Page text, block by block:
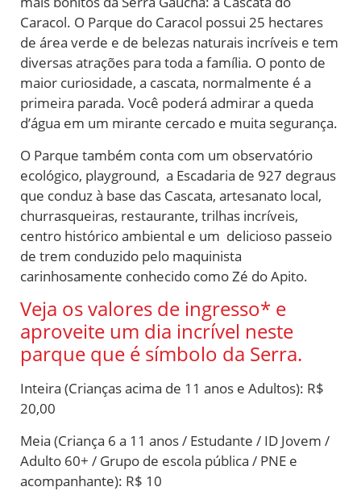
Caracol. O Parque do Caracol possui 25 hectares
de área verde e de belezas naturais incríveis e tem
diversas atrações para toda a família. O ponto de
maior curiosidade, a cascata, normalmente é a
primeira parada. Você poderá admirar a queda
d’água em um mirante cercado e muita segurança.
O Parque também conta com um observatório
ecológico, playground, a Escadaria de 927 degraus
que conduz à base das Cascata, artesanato local,
churrasqueiras, restaurante, trilhas incríveis,
centro histórico ambiental e um delicioso passeio
de trem conduzido pelo maquinista
carinhosamente conhecido como Zé do Apito.
Veja os valores de ingresso* e
aproveite um dia incrível neste
parque que é símbolo da Serra.
Inteira (Crianças acima de 11 anos e Adultos): R$
20,00
Meia (Criança 6 a 11 anos / Estudante / ID Jovem /
Adulto 60+ / Grupo de escola pública / PNE e
acompanhante): R$ 10